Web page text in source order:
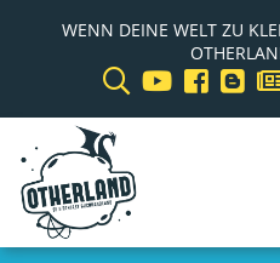
WENN DEINE WELT ZU